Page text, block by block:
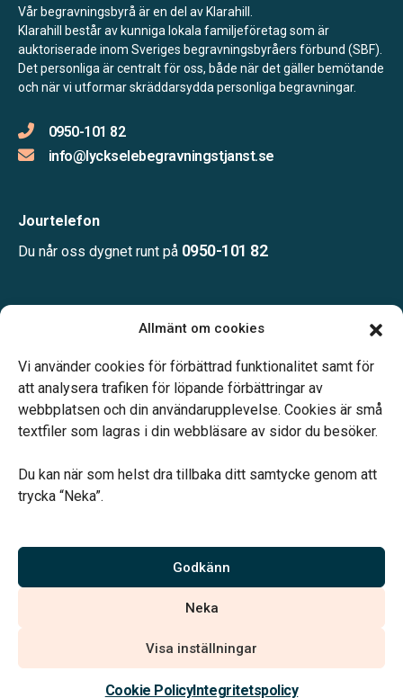
Allmänt om cookies
Vi använder cookies för förbättrad funktionalitet samt för
att analysera trafiken för löpande förbättringar av
webbplatsen och din användarupplevelse. Cookies är små
textfiler som lagras i din webbläsare av sidor du besöker.
Du kan när som helst dra tillbaka ditt samtycke genom att
trycka “Neka”.
Godkänn
Neka
Visa inställningar
Cookie PolicyIntegritetspolicy
Kontakta oss
Vår begravningsbyrå är en del av Klarahill.
Klarahill består av kunniga lokala familjeföretag som är
auktoriserade inom Sveriges begravningsbyråers förbund (SBF).
Det personliga är centralt för oss, både när det gäller bemötande
och när vi utformar skräddarsydda personliga begravningar.
0950-101 82
info@lyckselebegravningstjanst.se
Jourtelefon
Du når oss dygnet runt på 0950-101 82
Övrig tid enligt överenskommelse.
Vårt systerbolag Verahill hjälper dig med familjejuridiken –
Vi är auktoriserade av Sveriges Begravningsbyråers Förbund och
har högt ställda krav på utbildning, kvalitet, miljö och arbetsmiljö.